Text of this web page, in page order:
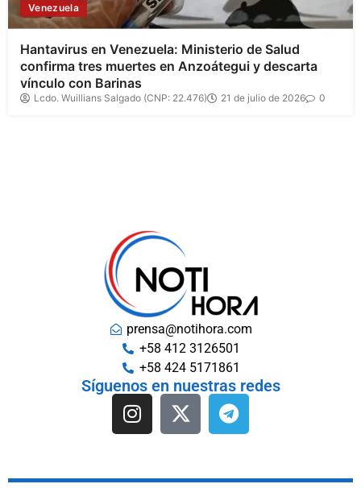
Venezuela
Hantavirus en Venezuela: Ministerio de Salud
confirma tres muertes en Anzoátegui y descarta
vínculo con Barinas
Lcdo. Wuillians Salgado (CNP: 22.476) 21 de julio de 2026 0
prensa@notihora.com
+58 412 3126501
+58 424 5171861
Síguenos en nuestras redes